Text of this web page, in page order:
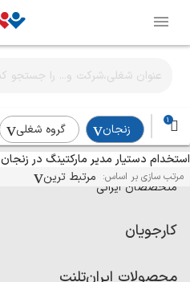
1
زنجان گروه شغلی
استخدام دستیار مدیر مارکتینگ در زنجان
مرتب سازی بر اساس: مرتبط ترین
آگهی‌های استخدام و همکاری برای
متخصصان ایرانی
کارجویان
محصولات ایران‌تلنت